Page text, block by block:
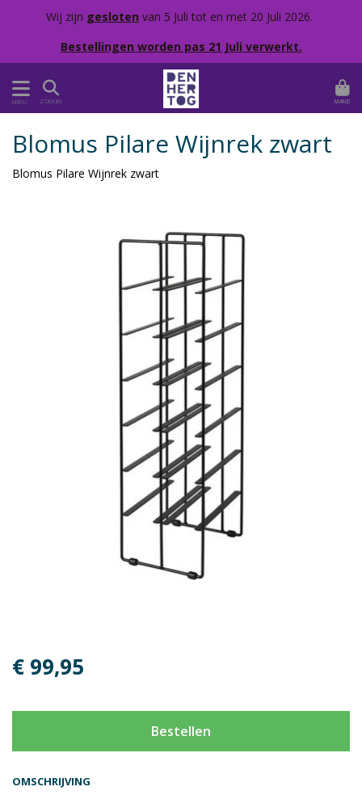
Wij zijn gesloten van 5 Juli tot en met 20 Juli 2026.
Bestellingen worden pas 21 Juli verwerkt.
MENU ZOEKEN MAND
OMSCHRIJVING
Blomus Pilare Wijnrek zwart
Blomus Pilare Wijnrek zwart
€ 99,95
Bestellen